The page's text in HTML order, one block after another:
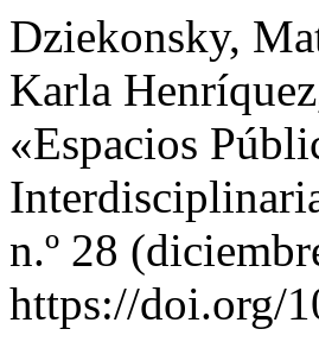
Dziekonsky,
Karla
«Espacios
n.º 28
https://doi.org/